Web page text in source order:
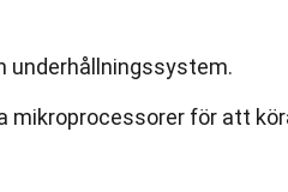
underhållningssystem.
mikroprocessorer för att